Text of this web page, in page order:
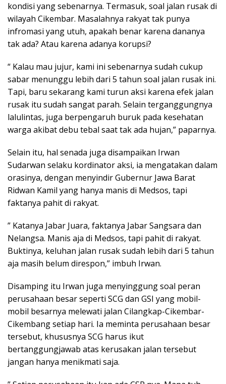
kondisi yang sebenarnya. Termasuk, soal jalan rusak di
wilayah Cikembar. Masalahnya rakyat tak punya
infromasi yang utuh, apakah benar karena dananya
tak ada? Atau karena adanya korupsi?
“ Kalau mau jujur, kami ini sebenarnya sudah cukup
sabar menunggu lebih dari 5 tahun soal jalan rusak ini.
Tapi, baru sekarang kami turun aksi karena efek jalan
rusak itu sudah sangat parah. Selain terganggungnya
lalulintas, juga berpengaruh buruk pada kesehatan
warga akibat debu tebal saat tak ada hujan,” paparnya.
Selain itu, hal senada juga disampaikan Irwan
Sudarwan selaku kordinator aksi, ia mengatakan dalam
orasinya, dengan menyindir Gubernur Jawa Barat
Ridwan Kamil yang hanya manis di Medsos, tapi
faktanya pahit di rakyat.
” Katanya Jabar Juara, faktanya Jabar Sangsara dan
Nelangsa. Manis aja di Medsos, tapi pahit di rakyat.
Buktinya, keluhan jalan rusak sudah lebih dari 5 tahun
aja masih belum direspon,” imbuh Irwan.
Disamping itu Irwan juga menyinggung soal peran
perusahaan besar seperti SCG dan GSI yang mobil-
mobil besarnya melewati jalan Cilangkap-Cikembar-
Cikembang setiap hari. Ia meminta perusahaan besar
tersebut, khususnya SCG harus ikut
bertanggungjawab atas kerusakan jalan tersebut
jangan hanya menikmati saja.